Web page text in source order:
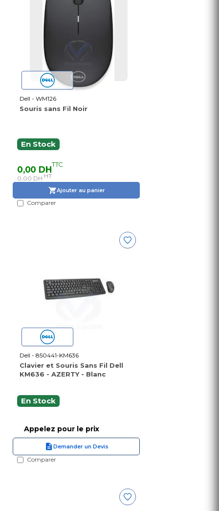
Dell - WM126
Souris sans Fil Noir
En Stock
0,00 DHTTC
0,00 DH HT
Ajouter au panier
Comparer
Dell - 850441-KM636
Clavier et Souris Sans Fil Dell
KM636 - AZERTY - Blanc
En Stock
Appelez pour le prix
Demander un Devis
Comparer